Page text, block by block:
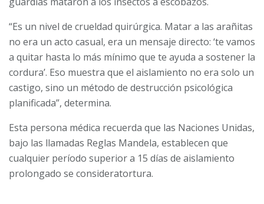
“Es un nivel de crueldad quirúrgica. Matar a las arañitas
no era un acto casual, era un mensaje directo: ‘te vamos
a quitar hasta lo más mínimo que te ayuda a sostener la
cordura’. Eso muestra que el aislamiento no era solo un
castigo, sino un método de destrucción psicológica
planificada”, determina.
Esta persona médica recuerda que las Naciones Unidas,
bajo las llamadas Reglas Mandela, establecen que
cualquier período superior a 15 días de aislamiento
prolongado se consideratortura.